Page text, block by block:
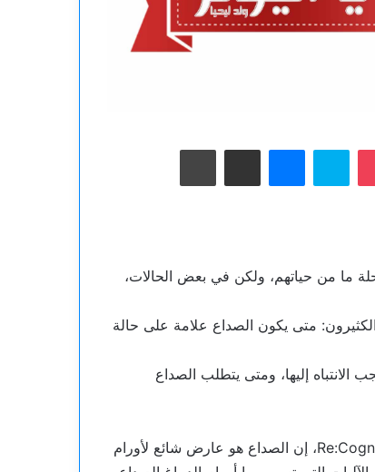
سكايب ماسنجرمشاركة عبر البريد طباعة
ما من حياتهم، ولكن في بعض الحالات،
متى يكون الصداع علامة على حالة
الانتباه إليها، ومتى يتطلب الصداع
يقول الدكتور ستيفن ألدر، استشاري الأعصاب في Re:Cognition Health، إن الصداع هو عارض شائع لأورام